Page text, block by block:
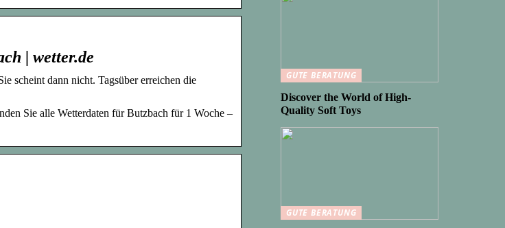
| wetter.de
scheint dann nicht. Tagsüber erreichen die
Sie alle Wetterdaten für Butzbach für 1 Woche –
GUTE BERATUNG
Discover the World of High-
Quality Soft Toys
GUTE BERATUNG